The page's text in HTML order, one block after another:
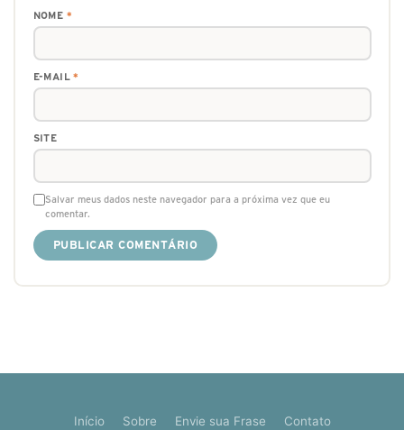
NOME *
E-MAIL*
SITE
Salvar meus dados neste navegador para a próxima vez que eu
comentar.
Início Sobre Envie sua Frase Contato